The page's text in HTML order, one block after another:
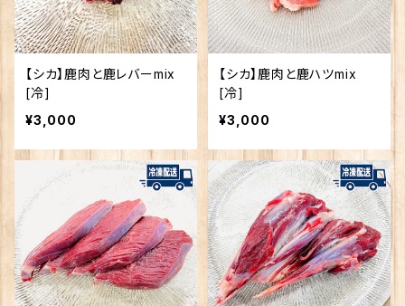
【シカ】鹿肉と鹿レバーmix
[冷]
¥3,000
【シカ】鹿肉と鹿ハツmix
[冷]
¥3,000